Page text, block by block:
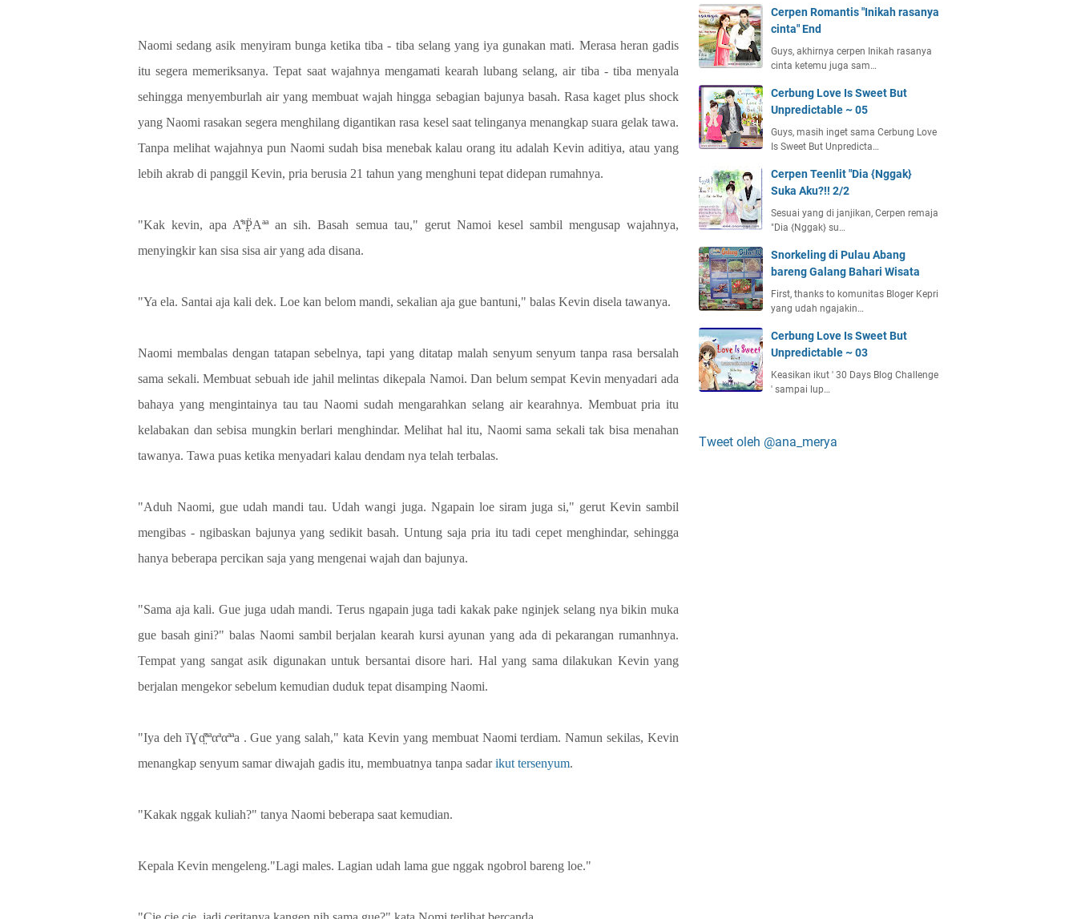
Naomi sedang asik menyiram bunga ketika tiba - tiba selang yang iya gunakan mati. Merasa heran gadis
itu segera memeriksanya. Tepat saat wajahnya mengamati kearah lubang selang, air tiba - tiba menyala
sehingga menyemburlah air yang membuat wajah hingga sebagian bajunya basah. Rasa kaget plus shock
yang Naomi rasakan segera menghilang digantikan rasa kesel saat telinganya menangkap suara gelak tawa.
Tanpa melihat wajahnya pun Naomi sudah bisa menebak kalau orang itu adalah Kevin aditiya, atau yang
lebih akrab di panggil Kevin, pria berusia 21 tahun yang menghuni tepat didepan rumahnya.
"Kak kevin, apa A̐ªP̤̈Αªª an sih. Basah semua tau," gerut Namoi kesel sambil mengusap wajahnya,
menyingkir kan sisa sisa air yang ada disana.
"Ya ela. Santai aja kali dek. Loe kan belom mandi, sekalian aja gue bantuni," balas Kevin disela tawanya.
Naomi membalas dengan tatapan sebelnya, tapi yang ditatap malah senyum senyum tanpa rasa bersalah
sama sekali. Membuat sebuah ide jahil melintas dikepala Namoi. Dan belum sempat Kevin menyadari ada
bahaya yang mengintainya tau tau Naomi sudah mengarahkan selang air kearahnya. Membuat pria itu
kelabakan dan sebisa mungkin berlari menghindar. Melihat hal itu, Naomi sama sekali tak bisa menahan
tawanya. Tawa puas ketika menyadari kalau dendam nya telah terbalas.
"Aduh Naomi, gue udah mandi tau. Udah wangi juga. Ngapain loe siram juga si," gerut Kevin sambil
mengibas - ngibaskan bajunya yang sedikit basah. Untung saja pria itu tadi cepet menghindar, sehingga
hanya beberapa percikan saja yang mengenai wajah dan bajunya.
"Sama aja kali. Gue juga udah mandi. Terus ngapain juga tadi kakak pake nginjek selang nya bikin muka
gue basah gini?" balas Naomi sambil berjalan kearah kursi ayunan yang ada di pekarangan rumanhnya.
Tempat yang sangat asik digunakan untuk bersantai disore hari. Hal yang sama dilakukan Kevin yang
berjalan mengekor sebelum kemudian duduk tepat disamping Naomi.
"Iya deh ȉƔɑ̤̈̊ªªαªαªªa . Gue yang salah," kata Kevin yang membuat Naomi terdiam. Namun sekilas, Kevin
menangkap senyum samar diwajah gadis itu, membuatnya tanpa sadarikut tersenyum.
"Kakak nggak kuliah?" tanya Naomi beberapa saat kemudian.
Kepala Kevin mengeleng."Lagi males. Lagian udah lama gue nggak ngobrol bareng loe."
Cerpen Romantis "Inikah rasanya
cinta" End
Guys, akhirnya cerpen Inikah rasanya
cinta ketemu juga sam…
Cerbung Love Is Sweet But
Unpredictable ~ 05
Guys, masih inget sama Cerbung Love
Is Sweet But Unpredicta…
Cerpen Teenlit "Dia {Nggak}
Suka Aku?!! 2/2
Sesuai yang di janjikan, Cerpen remaja
"Dia {Nggak} su…
Snorkeling di Pulau Abang
bareng Galang Bahari Wisata
First, thanks to komunitas Bloger Kepri
yang udah ngajakin…
Cerbung Love Is Sweet But
Unpredictable ~ 03
Keasikan ikut ' 30 Days Blog Challenge
' sampai lup…
Tweet oleh @ana_merya